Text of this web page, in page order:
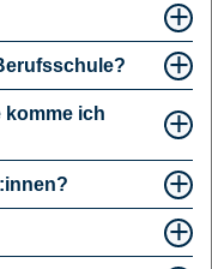
komme ich